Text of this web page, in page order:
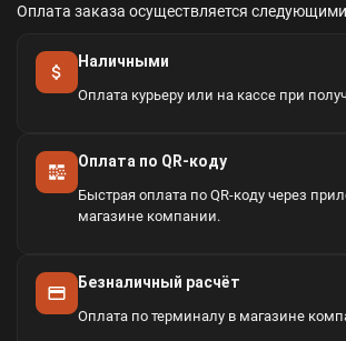
Оплата заказа осуществляется
Наличными
Оплата курьеру или на кассе при
Оплата по QR-коду
Быстрая оплата по QR-коду через
магазине компании.
Безналичный расчёт
Оплата по терминалу в магазине